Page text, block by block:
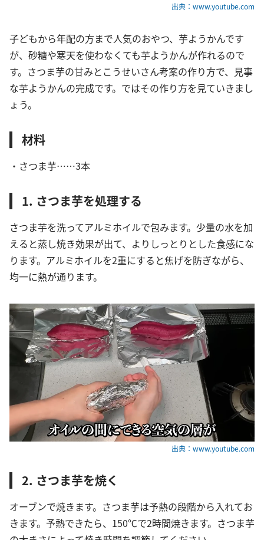
出典：www.youtube.com
子どもから年配の方まで人気のおやつ、芋ようかんです
が、砂糖や寒天を使わなくても芋ようかんが作れるので
す。さつま芋の甘みとこうせいさん考案の作り方で、見事
な芋ようかんの完成です。ではその作り方を見ていきまし
ょう。
材料
・さつま芋……3本
1. さつま芋を処理する
さつま芋を洗ってアルミホイルで包みます。少量の水を加
えると蒸し焼き効果が出て、よりしっとりとした食感にな
ります。アルミホイルを2重にすると焦げを防ぎながら、
均一に熱が通ります。
出典：www.youtube.com
2. さつま芋を焼く
オーブンで焼きます。さつま芋は予熱の段階から入れてお
きます。予熱できたら、150℃で2時間焼きます。さつま芋